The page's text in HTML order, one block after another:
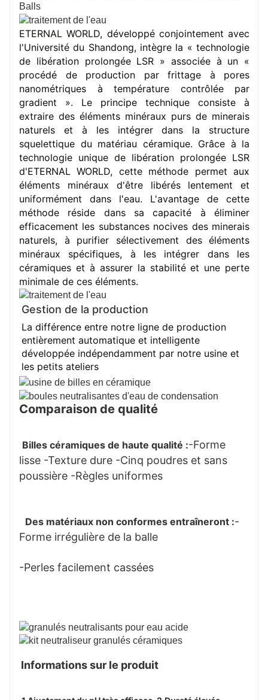
Balls
ETERNAL WORLD, développé conjointement avec
l'Université du Shandong, intègre la « technologie
de libération prolongée LSR » associée à un «
procédé de production par frittage à pores
nanométriques à température contrôlée par
gradient ». Le principe technique consiste à
extraire des éléments minéraux purs de minerais
naturels et à les intégrer dans la structure
squelettique du matériau céramique. Grâce à la
technologie unique de libération prolongée LSR
d'ETERNAL WORLD, cette méthode permet aux
éléments minéraux d'être libérés lentement et
uniformément dans l'eau. L'avantage de cette
méthode réside dans sa capacité à éliminer
efficacement les substances nocives des minerais
naturels, à purifier sélectivement des éléments
minéraux spécifiques, à les intégrer dans les
céramiques et à assurer la stabilité et une perte
minimale de ces éléments.
Gestion de la production
La différence entre notre ligne de production
entièrement automatique et intelligente
développée indépendamment par notre usine et
les petits ateliers
Comparaison de qualité
Billes céramiques de haute qualité :-Forme
lisse -Texture dure -Cinq poudres et sans
poussière -Règles uniformes
Des matériaux non conformes entraîneront :-
Forme irrégulière de la balle
-Perles facilement cassées
Informations sur le produit